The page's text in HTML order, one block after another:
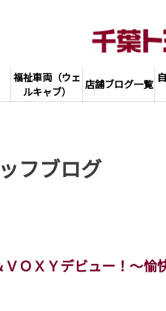
福祉車両（ウェ
ルキャブ）
店舗ブログ一覧
フブログ
ＯＸＹデビュー！～愉